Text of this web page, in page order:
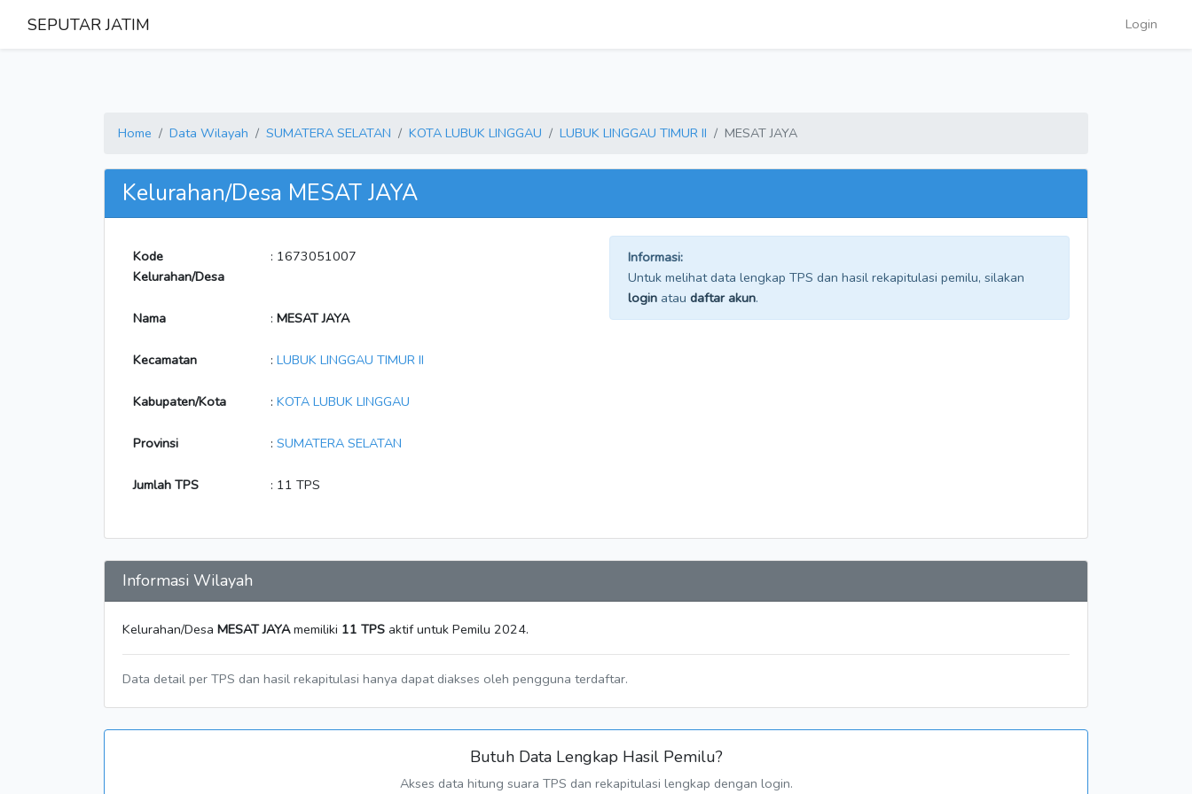
SEPUTAR JATIM Login
Home Data Wilayah SUMATERA SELATAN KOTA LUBUK LINGGAU LUBUK LINGGAU TIMUR II MESAT JAYA
Kelurahan/Desa MESAT JAYA
Kode
Kelurahan/Desa
: 1673051007
Nama : MESAT JAYA
Kecamatan : LUBUK LINGGAU TIMUR II
Kabupaten/Kota : KOTA LUBUK LINGGAU
Provinsi : SUMATERA SELATAN
Jumlah TPS : 11 TPS
Informasi:
Untuk melihat data lengkap TPS dan hasil rekapitulasi pemilu, silakan
login atau daftar akun.
Informasi Wilayah
Kelurahan/Desa MESAT JAYAmemiliki 11 TPS aktif untuk Pemilu 2024.
Data detail per TPS dan hasil rekapitulasi hanya dapat diakses oleh pengguna terdaftar.
Butuh Data Lengkap Hasil Pemilu?
Akses data hitung suara TPS dan rekapitulasi lengkap dengan login.